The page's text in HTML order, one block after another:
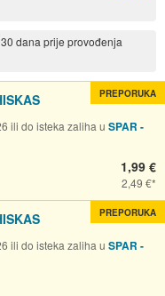
dana prije provođenja
ili do isteka zaliha u SPAR -
1,99 €
2,49 €
PREPORUKA
ili do isteka zaliha u SPAR -
PREPORUKA